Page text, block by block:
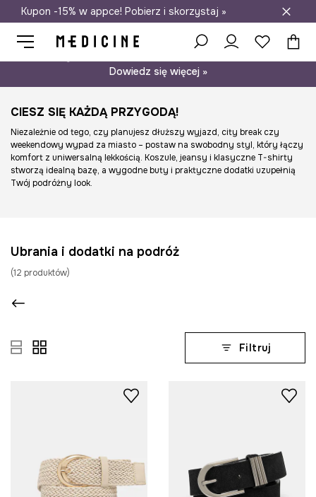
Darmowa dostawa do salonów
Kupon -15% w appce! Pobierz i skorzystaj »
Dowiedz się więcej »
CIESZ SIĘ KAŻDĄ PRZYGODĄ!
Niezależnie od tego, czy planujesz dłuższy wyjazd, city break czy
weekendowy wypad za miasto – postaw na swobodny styl, który łączy
komfort z uniwersalną lekkością. Koszule, jeansy i klasyczne T-shirty
stworzą idealną bazę, a wygodne buty i praktyczne dodatki uzupełnią
Twój podróżny look.
Ubrania i dodatki na podróż
(12 produktów)
Filtruj